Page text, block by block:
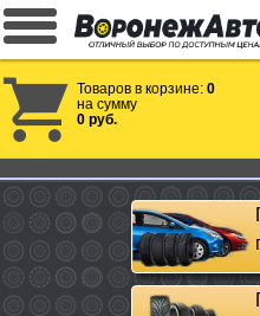
Товаров в корзине: 0
на сумму
0 руб.